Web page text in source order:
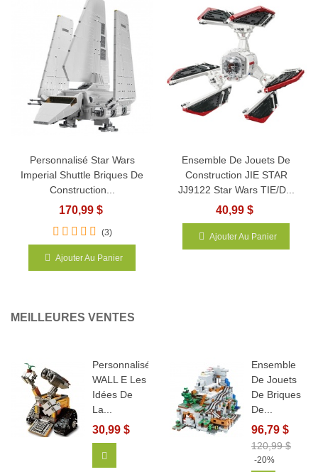
Personnalisé Star Wars
Imperial Shuttle Briques De
Construction...
170,99 $
(3)
Ajouter Au Panier
Ensemble De Jouets De
Construction JIE STAR
JJ9122 Star Wars TIE/D...
40,99 $
Ajouter Au Panier
MEILLEURES VENTES
Personnalisé
WALL E Les
Idées De
La...
30,99 $
Ensemble
De Jouets
De Briques
De...
96,79 $
120,99 $
-20%